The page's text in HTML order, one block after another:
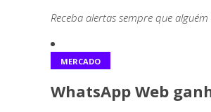
Receba alertas sempre que
MERCADO
WhatsApp Web